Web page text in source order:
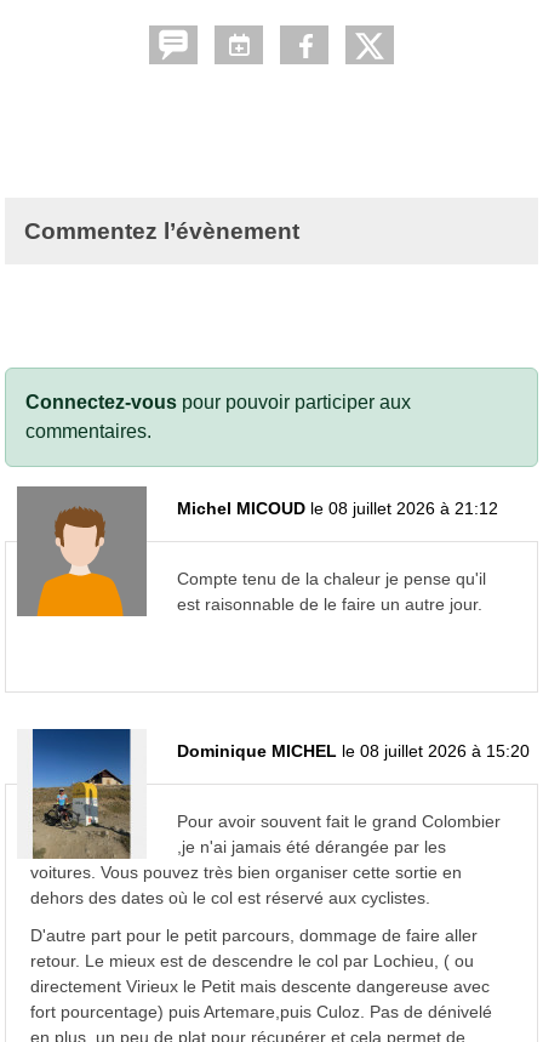
Commentez l’évènement
Connectez-vous pour pouvoir participer aux
commentaires.
Michel MICOUD le 08 juillet 2026 à 21:12
Compte tenu de la chaleur je pense qu'il
est raisonnable de le faire un autre jour.
Dominique MICHEL le 08 juillet 2026 à 15:20
Pour avoir souvent fait le grand Colombier
,je n'ai jamais été dérangée par les
voitures. Vous pouvez très bien organiser cette sortie en
dehors des dates où le col est réservé aux cyclistes.
D'autre part pour le petit parcours, dommage de faire aller
retour. Le mieux est de descendre le col par Lochieu, ( ou
directement Virieux le Petit mais descente dangereuse avec
fort pourcentage) puis Artemare,puis Culoz. Pas de dénivelé
en plus, un peu de plat pour récupérer et cela permet de